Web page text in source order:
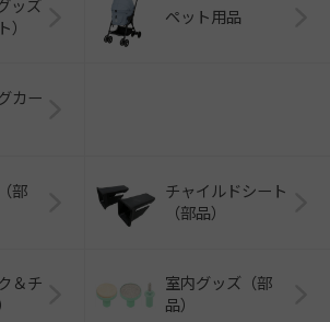
ッズ
）
ペット用品
カー
部
チャイルドシート
（部品）
＆チ
室内グッズ（部
品）